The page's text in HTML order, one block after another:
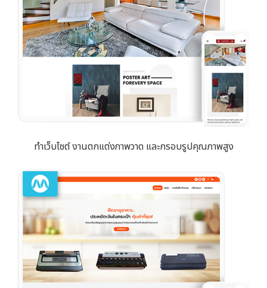
ทำเว็บไซต์ งานตกแต่งภาพวาด และกรอบรูปคุณภาพสูง